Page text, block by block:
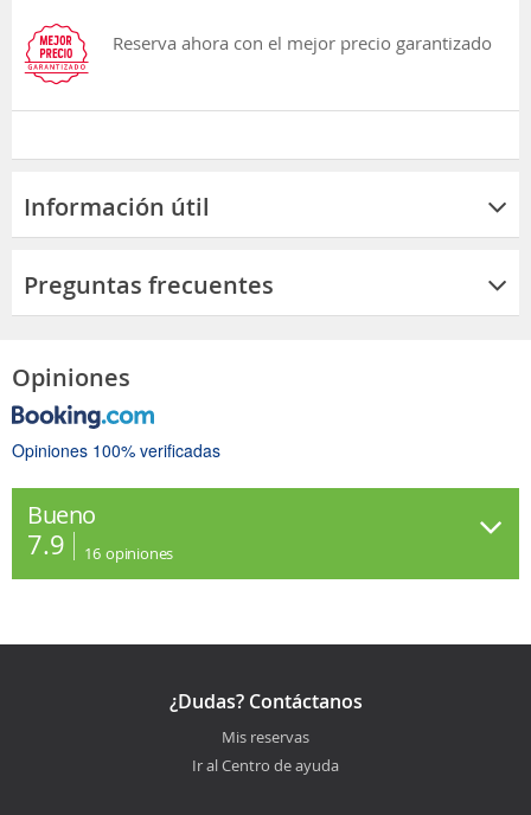
Reserva ahora con el mejor precio garantizado
Información útil
Preguntas frecuentes
Opiniones
Opiniones 100% verificadas
Bueno
7.9 16 opiniones
¿Dudas? Contáctanos
Mis reservas
Ir al Centro de ayuda